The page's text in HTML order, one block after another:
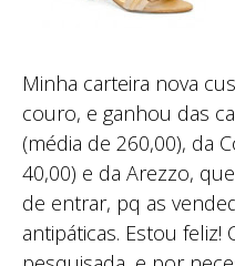
Minha carteira nova
couro, e ganhou das
(média de 260,00), da
40,00) e da Arezzo,
de entrar, pq as
antipáticas. Estou feliz!